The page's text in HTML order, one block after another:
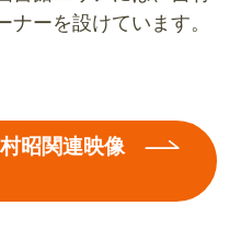
ーを設けています。
昭関連映像